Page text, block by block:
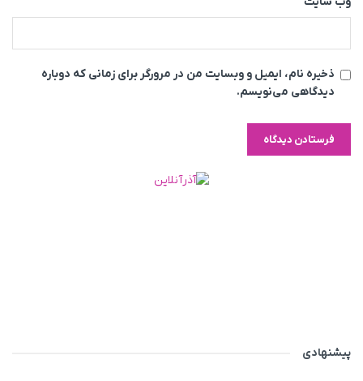
ذخیره نام، ایمیل و وبسایت من در مرورگر برای زمانی که دوباره
دیدگاهی می‌نویسم.
پیشنهادی